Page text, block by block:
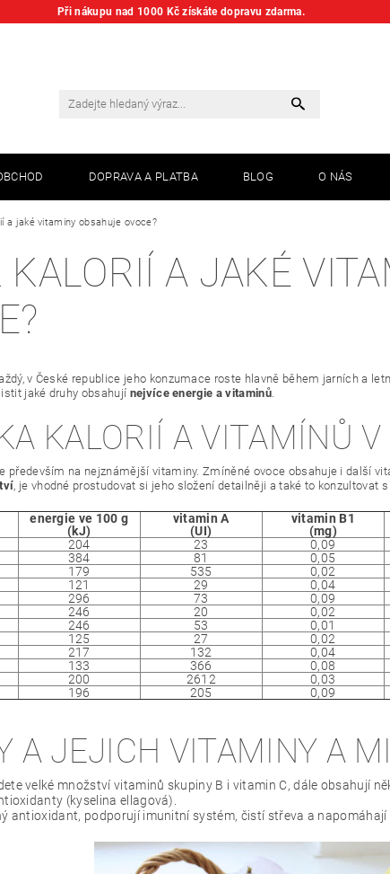
Při nákupu nad 1000 Kč získáte dopravu zdarma.
DOPRAVA A PLATBA BLOG O NÁS
a jaké vitaminy obsahuje ovoce?
KALORIÍ A JAKÉ
v České republice jeho konzumace roste hlavně během jarních a
jaké druhy obsahují nejvíce energie a vitaminů.
KALORIÍ A VITAMÍNŮ V
především na nejznámější vitaminy. Zmíněné ovoce obsahuje i další
, je vhodné prostudovat si jeho složení detailněji a také to konzultovat
energie ve 100 g
(kJ)
vitamin A
(UI)
vitamin B1
(mg)
204 23 0,09
384 81 0,05
179 535 0,02
121 29 0,04
296 73 0,09
246 20 0,02
246 53 0,01
125 27 0,02
217 132 0,04
133 366 0,08
200 2612 0,03
196 205 0,09
A JEJICH VITAMINY A
velké množství vitaminů skupiny B i vitamin C, dále obsahují
(kyselina ellagová).
antioxidant, podporují imunitní systém, čistí střeva a